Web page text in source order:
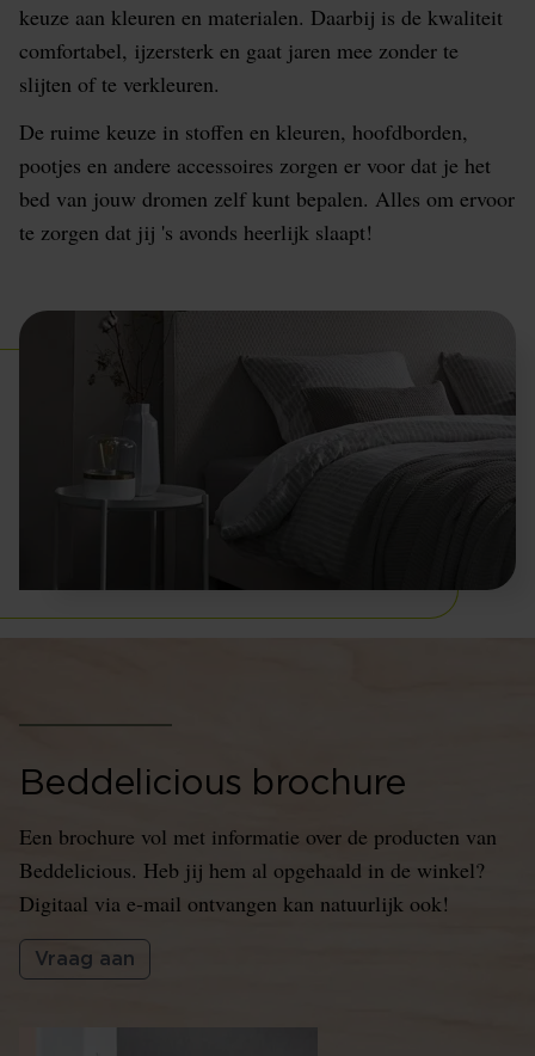
keuze aan kleuren en materialen. Daarbij is de kwaliteit
comfortabel, ijzersterk en gaat jaren mee zonder te
slijten of te verkleuren.
De ruime keuze in stoffen en kleuren, hoofdborden,
pootjes en andere accessoires zorgen er voor dat je het
bed van jouw dromen zelf kunt bepalen. Alles om ervoor
te zorgen dat jij 's avonds heerlijk slaapt!
Beddelicious brochure
Een brochure vol met informatie over de producten van
Beddelicious. Heb jij hem al opgehaald in de winkel?
Digitaal via e-mail ontvangen kan natuurlijk ook!
Vraag aan